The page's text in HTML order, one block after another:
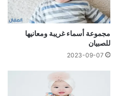
مجموعة أسماء غريبة ومعانيها
للصبيان
2023-09-07